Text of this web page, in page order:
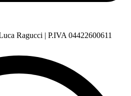
Ragucci | P.IVA 04422600611